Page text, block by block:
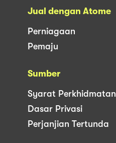
Jual dengan Atome
Perniagaan
Pemaju
Sumber
Syarat Perkhidmatan
Dasar Privasi
Perjanjian Tertunda